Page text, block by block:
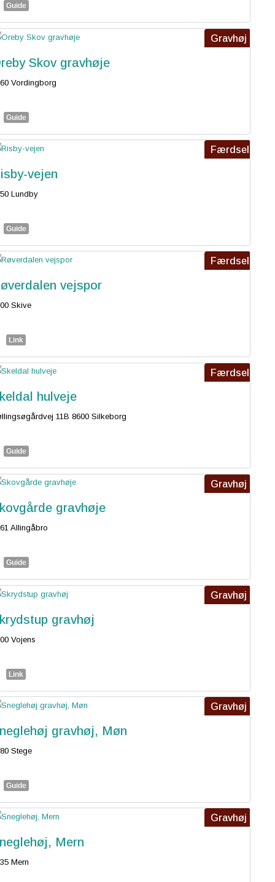
Guide
Gravhøj
Skov gravhøje
Vordingborg
Guide
Færdsel
vejen
Lundby
Guide
Færdsel
vejspor
Skive
Link
Færdsel
hulveje
11B 8600 Silkeborg
Guide
Gravhøj
gravhøje
Allingåbro
Guide
Gravhøj
gravhøj
Vojens
Link
Gravhøj
gravhøj, Møn
Stege
Guide
Gravhøj
Mern
Mern